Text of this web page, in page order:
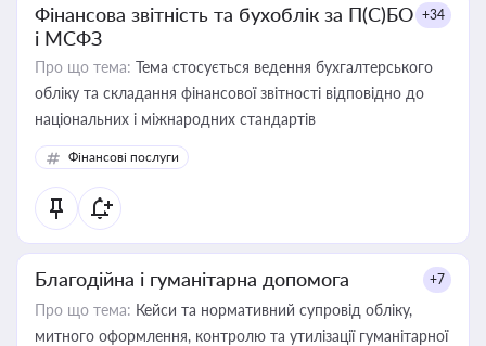
Фінансова звітність та бухоблік за П(С)БО
і МСФЗ
+34
Про що тема: Тема стосується ведення бухгалтерського
обліку та складання фінансової звітності відповідно до
національних і міжнародних стандартів
Фінансові послуги
Благодійна і гуманітарна допомога +7
Про що тема: Кейси та нормативний супровід обліку,
митного оформлення, контролю та утилізації гуманітарної